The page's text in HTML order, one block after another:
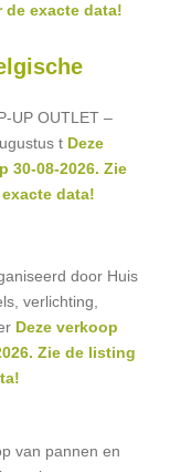
exacte data!
UP OUTLET –
t Deze
30-08-2026. Zie
data!
door Huis
verlichting,
Deze verkoop
Zie de listing
van pannen en